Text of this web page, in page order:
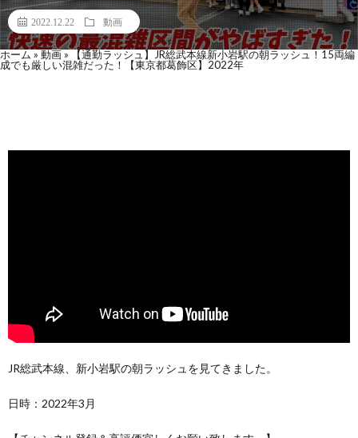
2022.12.22 動画
ホーム » 動画 » 【通勤ラッシュ】JR総武本線新小岩駅の朝ラッシュ！15両編
成でも厳しい混雑だった！【東京都葛飾区】2022年
JR総武本線、新小岩駅の朝ラッシュを見てきました。
日時：2022年3月